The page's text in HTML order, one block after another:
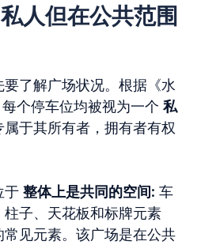
人但在公共范围
了解广场状况。根据《水
个停车位均被视为一个 私
于其所有者，拥有者有权
于 整体上是共同的空间: 车
子、天花板和标牌元素
常见元素。该广场是在公共